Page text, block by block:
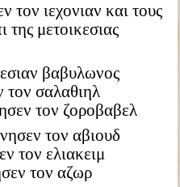
τον ιεχονιαν και τους
της μετοικεσιας
βαβυλωνος
τον σαλαθιηλ
τον ζοροβαβελ
τον αβιουδ
τον ελιακειμ
τον αζωρ